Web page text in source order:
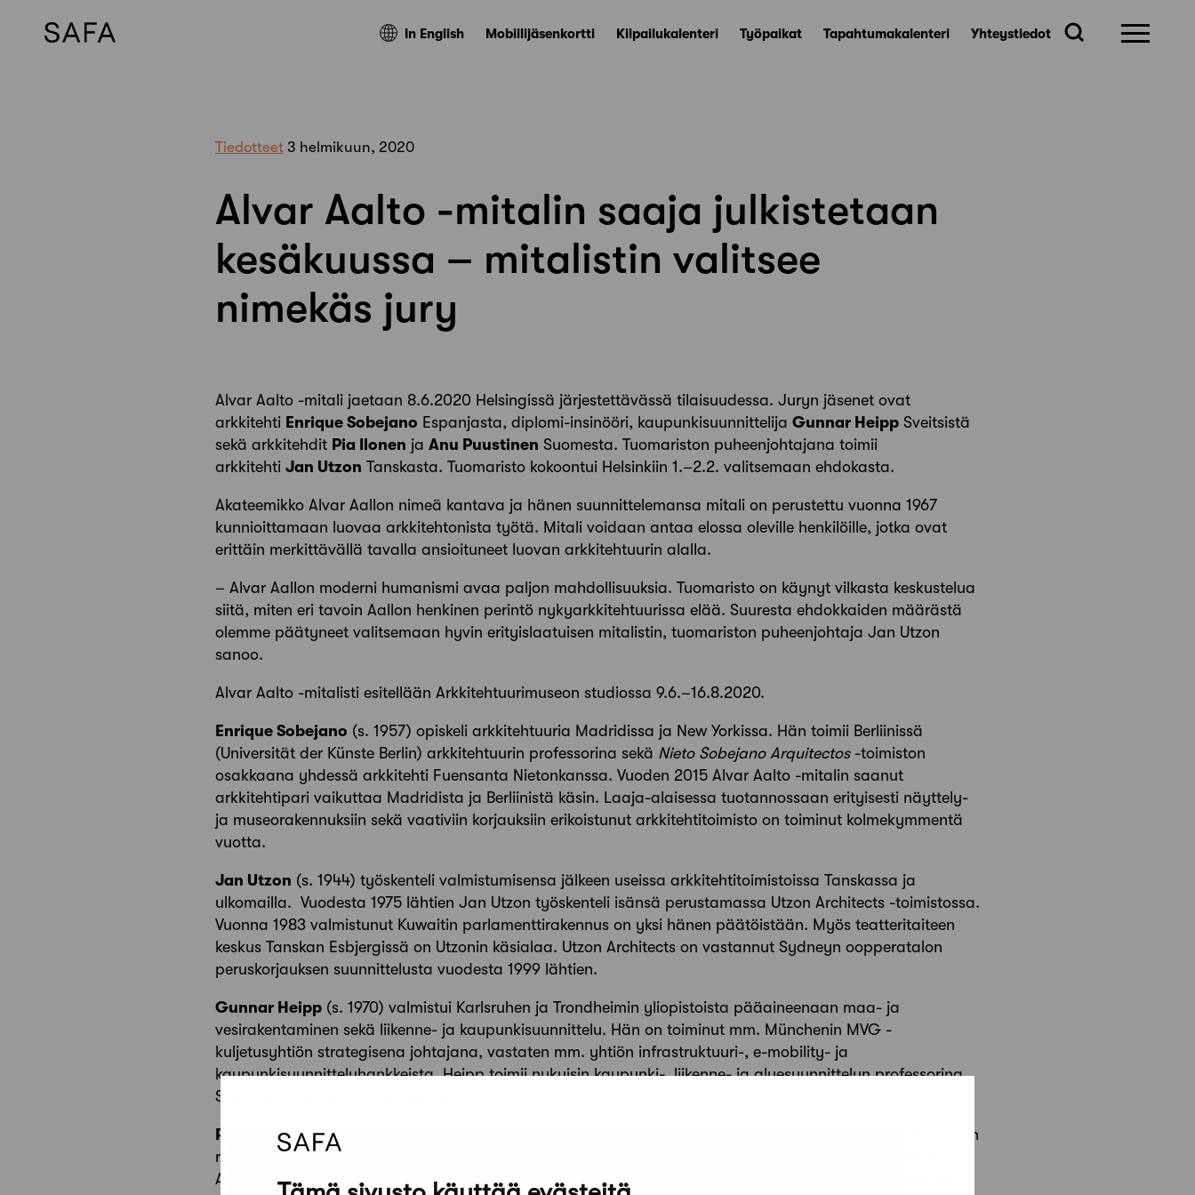
In English Mobiilijäsenkortti Kilpailukalenteri Työpaikat Tapahtumakalenteri Yhteystiedot
Tiedotteet 3 helmikuun, 2020
Alvar Aalto -mitalin saaja julkistetaan
kesäkuussa – mitalistin valitsee
nimekäs jury
Alvar Aalto -mitali jaetaan 8.6.2020 Helsingissä järjestettävässä tilaisuudessa. Juryn jäsenet ovat
arkkitehti Enrique Sobejano Espanjasta, diplomi-insinööri, kaupunkisuunnittelija Gunnar Heipp Sveitsistä
sekä arkkitehdit Pia Ilonen ja Anu Puustinen Suomesta. Tuomariston puheenjohtajana toimii
arkkitehti Jan Utzon Tanskasta. Tuomaristo kokoontui Helsinkiin 1.–2.2. valitsemaan ehdokasta.
Akateemikko Alvar Aallon nimeä kantava ja hänen suunnittelemansa mitali on perustettu vuonna 1967
kunnioittamaan luovaa arkkitehtonista työtä. Mitali voidaan antaa elossa oleville henkilöille, jotka ovat
erittäin merkittävällä tavalla ansioituneet luovan arkkitehtuurin alalla.
– Alvar Aallon moderni humanismi avaa paljon mahdollisuuksia. Tuomaristo on käynyt vilkasta keskustelua
siitä, miten eri tavoin Aallon henkinen perintö nykyarkkitehtuurissa elää. Suuresta ehdokkaiden määrästä
olemme päätyneet valitsemaan hyvin erityislaatuisen mitalistin, tuomariston puheenjohtaja Jan Utzon
sanoo.
Alvar Aalto -mitalisti esitellään Arkkitehtuurimuseon studiossa 9.6.–16.8.2020.
Enrique Sobejano (s. 1957) opiskeli arkkitehtuuria Madridissa ja New Yorkissa. Hän toimii Berliinissä
(Universität der Künste Berlin) arkkitehtuurin professorina sekä Nieto Sobejano Arquitectos-toimiston
osakkaana yhdessä arkkitehti Fuensanta Nietonkanssa. Vuoden 2015 Alvar Aalto -mitalin saanut
arkkitehtipari vaikuttaa Madridista ja Berliinistä käsin. Laaja-alaisessa tuotannossaan erityisesti näyttely-
ja museorakennuksiin sekä vaativiin korjauksiin erikoistunut arkkitehtitoimisto on toiminut kolmekymmentä
vuotta.
Jan Utzon (s. 1944) työskenteli valmistumisensa jälkeen useissa arkkitehtitoimistoissa Tanskassa ja
ulkomailla. Vuodesta 1975 lähtien Jan Utzon työskenteli isänsä perustamassa Utzon Architects -toimistossa.
Vuonna 1983 valmistunut Kuwaitin parlamenttirakennus on yksi hänen päätöistään. Myös teatteritaiteen
keskus Tanskan Esbjergissä on Utzonin käsialaa. Utzon Architects on vastannut Sydneyn oopperatalon
peruskorjauksen suunnittelusta vuodesta 1999 lähtien.
Gunnar Heipp (s. 1970) valmistui Karlsruhen ja Trondheimin yliopistoista pääaineenaan maa- ja
vesirakentaminen sekä liikenne- ja kaupunkisuunnittelu. Hän on toiminut mm. Münchenin MVG -
kuljetusyhtiön strategisena johtajana, vastaten mm. yhtiön infrastruktuuri-, e-mobility- ja
kaupunkisuunnitteluhankkeista. Heipp toimii nykyisin kaupunki-, liikenne- ja aluesuunnittelun professorina
Sveitsissä (Hochschule Rapperswil HSR).
Pia Ilonen(s. 1957) perusti arkkitehtitoimisto Tallin vuonna 1995 saatuaan tehtäväksi Helsingin Lasipalatsin
restaurointisuunnittelun yhdessä yhtiökumppaniensa kanssa
Alvar Aallon suunnittelemien rakennusten peruskorjauksista. Ilonen on tullut tunnetuksi myös avoimen loft-